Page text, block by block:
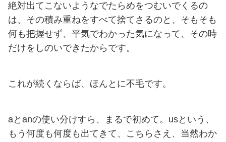
絶対出てこないようなでたらめをつむいでくるの
は、その積み重ねをすべて捨てさるのと、そもそも
何も把握せず、平気でわかった気になって、その時
だけをしのいできたからです。
これが続くならば、ほんとに不毛です。
aとanの使い分けすら、まるで初めて。usという、
もう何度も何度も出てきて、こちらさえ、当然わか